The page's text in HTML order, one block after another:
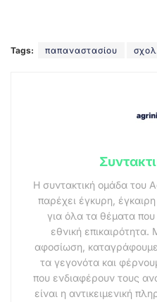
Tags: παπαναστασίου
Η συντακτική ομάδα του
παρέχει έγκυρη,
για όλα τα θέματα που
εθνική
αφοσίωση, καταγράφουμε
τα γεγονότα και
που ενδιαφέρουν τους
είναι η αντικειμενική